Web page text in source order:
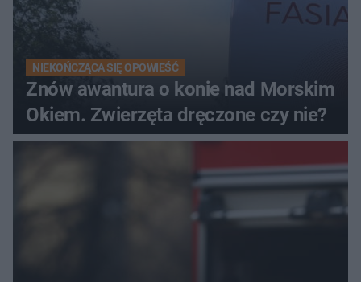
NIEKOŃCZĄCA SIĘ OPOWIEŚĆ
Znów awantura o konie nad Morskim
Okiem. Zwierzęta dręczone czy nie?